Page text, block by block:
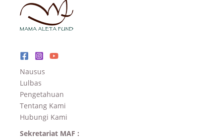
Nausus
Lulbas
Pengetahuan
Tentang Kami
Hubungi Kami
Sekretariat MAF :